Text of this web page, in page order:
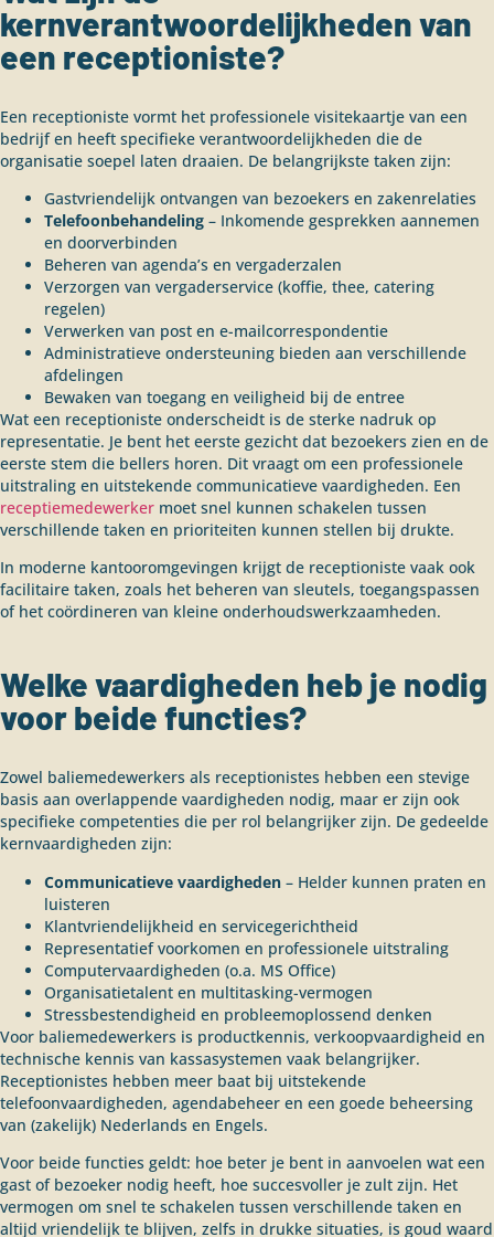
kernverantwoordelijkheden van
een receptioniste?
Een receptioniste vormt het professionele visitekaartje van een
bedrijf en heeft specifieke verantwoordelijkheden die de
organisatie soepel laten draaien. De belangrijkste taken zijn:
Gastvriendelijk ontvangen van bezoekers en zakenrelaties
Telefoonbehandeling – Inkomende gesprekken aannemen
en doorverbinden
Beheren van agenda’s en vergaderzalen
Verzorgen van vergaderservice (koffie, thee, catering
regelen)
Verwerken van post en e-mailcorrespondentie
Administratieve ondersteuning bieden aan verschillende
afdelingen
Bewaken van toegang en veiligheid bij de entree
Wat een receptioniste onderscheidt is de sterke nadruk op
representatie. Je bent het eerste gezicht dat bezoekers zien en de
eerste stem die bellers horen. Dit vraagt om een professionele
uitstraling en uitstekende communicatieve vaardigheden. Een
receptiemedewerker moet snel kunnen schakelen tussen
verschillende taken en prioriteiten kunnen stellen bij drukte.
In moderne kantooromgevingen krijgt de receptioniste vaak ook
facilitaire taken, zoals het beheren van sleutels, toegangspassen
of het coördineren van kleine onderhoudswerkzaamheden.
Welke vaardigheden heb je nodig
voor beide functies?
Zowel baliemedewerkers als receptionistes hebben een stevige
basis aan overlappende vaardigheden nodig, maar er zijn ook
specifieke competenties die per rol belangrijker zijn. De gedeelde
kernvaardigheden zijn:
Communicatieve vaardigheden – Helder kunnen praten en
luisteren
Klantvriendelijkheid en servicegerichtheid
Representatief voorkomen en professionele uitstraling
Computervaardigheden (o.a. MS Office)
Organisatietalent en multitasking-vermogen
Stressbestendigheid en probleemoplossend denken
Voor baliemedewerkers is productkennis, verkoopvaardigheid en
technische kennis van kassasystemen vaak belangrijker.
Receptionistes hebben meer baat bij uitstekende
telefoonvaardigheden, agendabeheer en een goede beheersing
van (zakelijk) Nederlands en Engels.
Voor beide functies geldt: hoe beter je bent in aanvoelen wat een
gast of bezoeker nodig heeft, hoe succesvoller je zult zijn. Het
vermogen om snel te schakelen tussen verschillende taken en
altijd vriendelijk te blijven, zelfs in drukke situaties, is goud waard